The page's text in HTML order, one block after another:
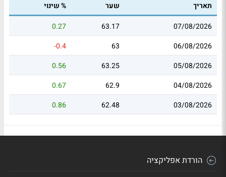
תאריך שער
% שינוי
07/08/2026
63.17
0.27
06/08/2026
63
-0.4
05/08/2026
63.25
0.56
04/08/2026
62.9
0.67
03/08/2026
62.48
0.86
הורדת אפליקציה